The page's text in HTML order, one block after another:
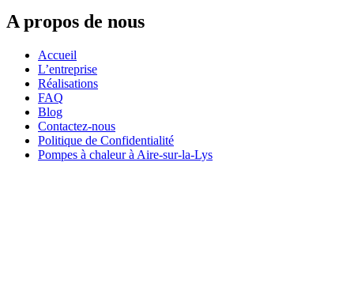
A propos de nous
Accueil
L’entreprise
Réalisations
FAQ
Blog
Contactez-nous
Politique de Confidentialité
Pompes à chaleur à Aire-sur-la-Lys